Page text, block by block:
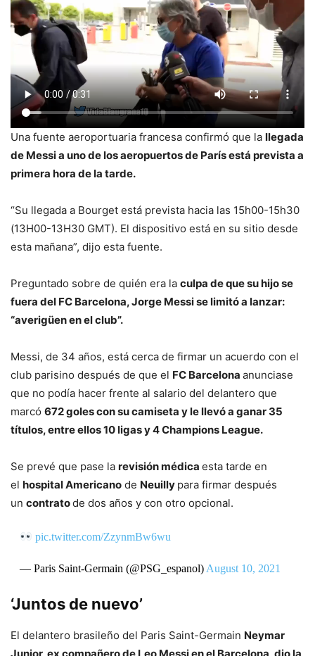
Una fuente aeroportuaria francesa confirmó que la llegada
de Messi a uno de los aeropuertos de París está prevista a
primera hora de la tarde.
“Su llegada a Bourget está prevista hacia las 15h00-15h30
(13H00-13H30 GMT). El dispositivo está en su sitio desde
esta mañana”, dijo esta fuente.
Preguntado sobre de quién era la culpa de que su hijo se
fuera del FC Barcelona, Jorge Messi se limitó a lanzar:
“averigüen en el club”.
Messi, de 34 años, está cerca de firmar un acuerdo con el
club parisino después de que el FC Barcelona anunciase
que no podía hacer frente al salario del delantero que
marcó 672 goles con su camiseta y le llevó a ganar 35
títulos, entre ellos 10 ligas y 4 Champions League.
Se prevé que pase la revisión médica esta tarde en
el hospital Americano de Neuilly para firmar después
un contratode dos años y con otro opcional.
pic.twitter.com/ZzynmBw6wu
— Paris Saint-Germain (@PSG_espanol) August 10, 2021
‘Juntos de nuevo’
El delantero brasileño del Paris Saint-Germain Neymar